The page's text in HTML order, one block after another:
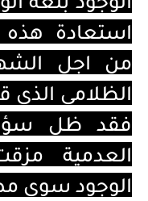
الوجود بلغة
استعادة هذه
من اجل
الظلامي الذي
فقد ظل
العدمية
الوجود سوى